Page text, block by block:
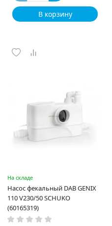
В корзину
На складе
Насос фекальный DAB GENIX
110 V230/50 SCHUKO
(60165319)